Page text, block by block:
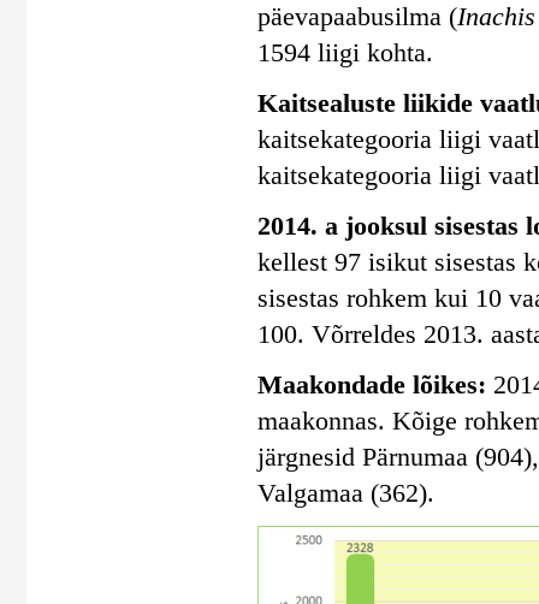
päevapaabusilma (
1594 liigi kohta.
Kaitsealuste liikide
kaitsekategooria liigi
kaitsekategooria liigi
2014. a jooksul sisestas
kellest 97 isikut sisestas
sisestas rohkem kui 10
100. Võrreldes 2013.
Maakondade lõikes:
maakonnas. Kõige
järgnesid Pärnumaa
Valgamaa (362).